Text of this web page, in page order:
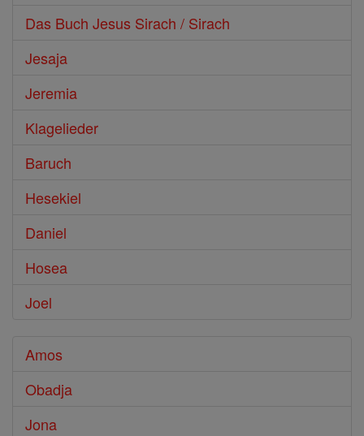
Das Buch Jesus Sirach / Sirach
Jesaja
Jeremia
Klagelieder
Baruch
Hesekiel
Daniel
Hosea
Joel
Amos
Obadja
Jona